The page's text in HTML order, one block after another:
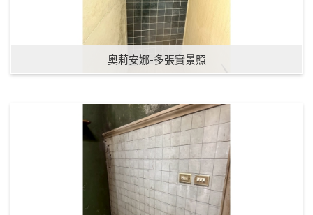
奧莉安娜-多張實景照